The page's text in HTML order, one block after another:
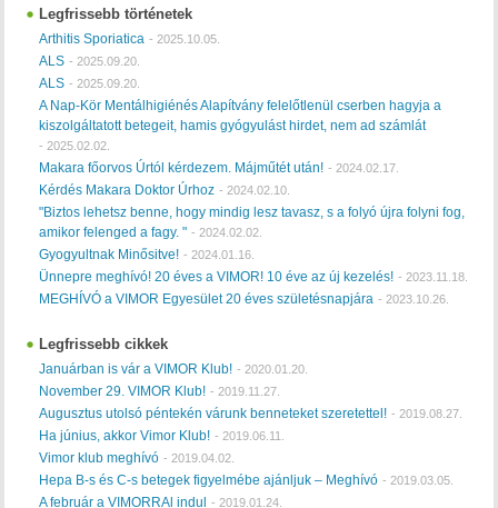
Legfrissebb történetek
Arthitis Sporiatica - 2025.10.05.
ALS - 2025.09.20.
ALS - 2025.09.20.
A Nap-Kör Mentálhigiénés Alapítvány felelőtlenül cserben hagyja a
kiszolgáltatott betegeit, hamis gyógyulást hirdet, nem ad számlát
- 2025.02.02.
Makara főorvos Úrtól kérdezem. Májműtét után! - 2024.02.17.
Kérdés Makara Doktor Úrhoz - 2024.02.10.
"Biztos lehetsz benne, hogy mindig lesz tavasz, s a folyó újra folyni fog,
amikor felenged a fagy. " - 2024.02.02.
Gyogyultnak Minősitve! - 2024.01.16.
Ünnepre meghívó! 20 éves a VIMOR! 10 éve az új kezelés! - 2023.11.18.
MEGHÍVÓ a VIMOR Egyesület 20 éves születésnapjára - 2023.10.26.
Legfrissebb cikkek
Januárban is vár a VIMOR Klub! - 2020.01.20.
November 29. VIMOR Klub! - 2019.11.27.
Augusztus utolsó péntekén várunk benneteket szeretettel! - 2019.08.27.
Ha június, akkor Vimor Klub! - 2019.06.11.
Vimor klub meghívó - 2019.04.02.
Hepa B-s és C-s betegek figyelmébe ajánljuk – Meghívó - 2019.03.05.
A február a VIMORRAl indul - 2019.01.24.